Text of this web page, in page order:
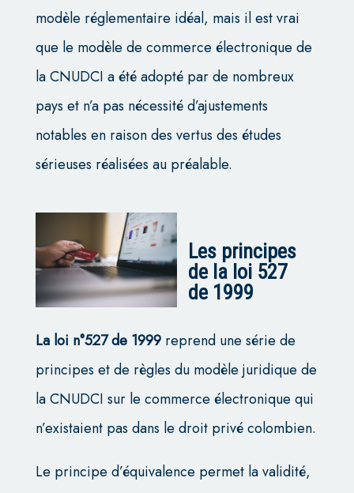
modèle réglementaire idéal, mais il est vrai
que le modèle de commerce électronique de
la CNUDCI a été adopté par de nombreux
pays et n’a pas nécessité d’ajustements
notables en raison des vertus des études
sérieuses réalisées au préalable.
Les principes
de la loi 527
de 1999
La loi n°527 de 1999reprend une série de
principes et de règles du modèle juridique de
la CNUDCI sur le commerce électronique qui
n’existaient pas dans le droit privé colombien.
Le principe d’équivalence permet la validité,